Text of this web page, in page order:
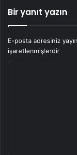
Bir yanıt yazın
E-posta adresiniz
işaretlenmişlerdir